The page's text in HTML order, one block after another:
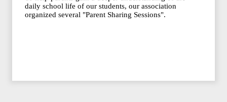
daily school life of our students, our association
organized several "Parent Sharing Sessions".